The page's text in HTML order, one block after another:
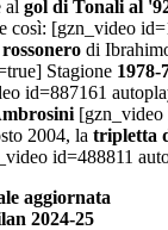
al gol di Tonali al
così: [gzn_video
di
Stagione 1978-
id=887161
2004, la tripletta
id=488811
aggiornata
2024-25